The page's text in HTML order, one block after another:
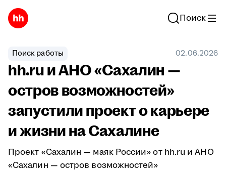
Поиск
Поиск работы 02.06.2026
hh.ru и АНО «Сахалин —
остров возможностей»
запустили проект о карьере
и жизни на Сахалине
Проект «Сахалин — маяк России» от hh.ru и АНО
«Сахалин — остров возможностей»